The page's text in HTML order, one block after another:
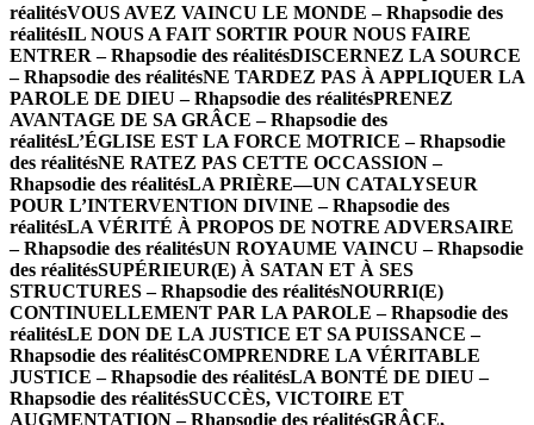
réalitésVOUS AVEZ VAINCU LE MONDE – Rhapsodie des
réalitésIL NOUS A FAIT SORTIR POUR NOUS FAIRE
ENTRER – Rhapsodie des réalitésDISCERNEZ LA SOURCE
– Rhapsodie des réalitésNE TARDEZ PAS À APPLIQUER LA
PAROLE DE DIEU – Rhapsodie des réalitésPRENEZ
AVANTAGE DE SA GRÂCE – Rhapsodie des
réalitésL’ÉGLISE EST LA FORCE MOTRICE – Rhapsodie
des réalitésNE RATEZ PAS CETTE OCCASSION –
Rhapsodie des réalitésLA PRIÈRE—UN CATALYSEUR
POUR L’INTERVENTION DIVINE – Rhapsodie des
réalitésLA VÉRITÉ À PROPOS DE NOTRE ADVERSAIRE
– Rhapsodie des réalitésUN ROYAUME VAINCU – Rhapsodie
des réalitésSUPÉRIEUR(E) À SATAN ET À SES
STRUCTURES – Rhapsodie des réalitésNOURRI(E)
CONTINUELLEMENT PAR LA PAROLE – Rhapsodie des
réalitésLE DON DE LA JUSTICE ET SA PUISSANCE –
Rhapsodie des réalitésCOMPRENDRE LA VÉRITABLE
JUSTICE – Rhapsodie des réalitésLA BONTÉ DE DIEU –
Rhapsodie des réalitésSUCCÈS, VICTOIRE ET
AUGMENTATION – Rhapsodie des réalitésGRÂCE,